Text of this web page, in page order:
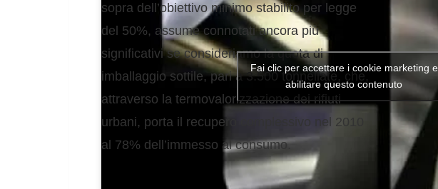
sopra dell’obiettivo minimo stabilito per legge
del 50%, assume connotati ancora più
significativi se consideriamo la quota di
imballaggio sottile, pari a 3.500 tonnellate, che,
attraverso la termovalorizzazione dei rifiuti
urbani, porta il recupero complessivo nel 2010
al 78% dell’immesso al consumo.
Fai clic per accettare i cookie marketing e
abilitare questo contenuto